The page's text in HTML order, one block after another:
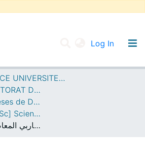
Log In
D.L SIDI BEL ABBES
--> DSPACE UNIVERSITE DJILALLI LIABES DE SIDI BEL ABBES
A--> VICE-RECTORAT DE LA POST-GRADUATION
2- [ VRPG] Thèses de Doctorat en Sciences
- [ VRPG-Doc-Sc] Sciences humaines et sociales --- علوم إنسانية واجتماعية
الخطاب النقدي المغاربي المعاصر رؤى وتحولات